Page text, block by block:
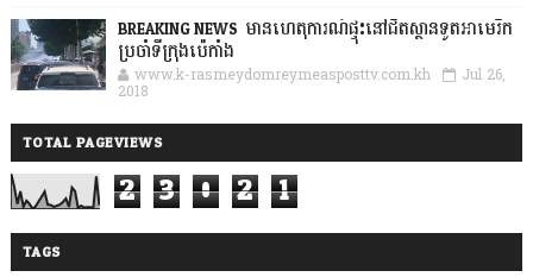
BREAKING NEWS: មានហេតុការណ៍ផ្ទុះនៅជិតស្ថានទូតអាមេរិក
ប្រចាំទីក្រុងប៉េកាំង
www.k-rasmeydomreymeasposttv.com.kh Jul 26,
2018
TOTAL PAGEVIEWS
2 3 0 2 1
TAGS